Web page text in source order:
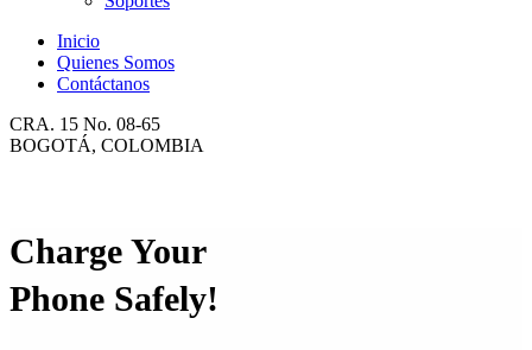
Inicio
Quienes Somos
Contáctanos
CRA. 15 No. 08-65
BOGOTÁ, COLOMBIA
Charge Your
Phone Safely!